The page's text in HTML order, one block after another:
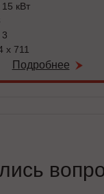
кВт
3
х 711
Подробнее